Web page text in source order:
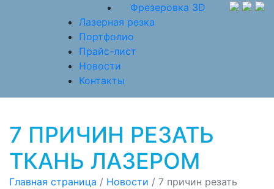
Фрезеровка 3D
Лазерная резка
Портфолио
Прайс-лист
Новости
Контакты
7 ПРИЧИН РЕЗАТЬ
ТКАНЬ ЛАЗЕРОМ
Главная страница / Новости / 7 причин резать